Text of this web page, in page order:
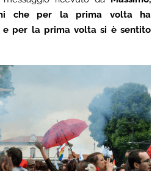
che per la prima volta ha
e per la prima volta si è sentito